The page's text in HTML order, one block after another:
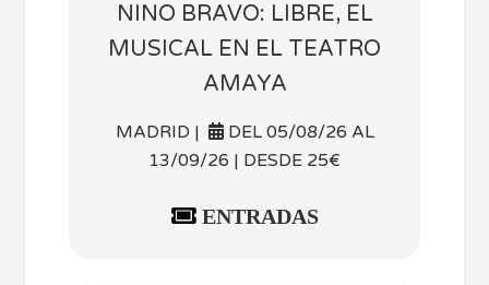
NINO BRAVO: LIBRE, EL
MUSICAL EN EL TEATRO
AMAYA
MADRID |
DEL 05/08/26 AL
13/09/26 | DESDE 25€
ENTRADAS